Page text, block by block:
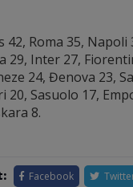
42, Roma 35, Napoli
29, Inter 27,
24, Đenova 23,
20, Sasuolo 17,
8.
Facebook